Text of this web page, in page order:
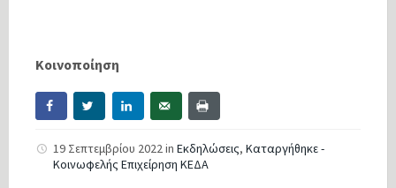
Κοινοποίηση
19 Σεπτεμβρίου 2022in Εκδηλώσεις, Καταργήθηκε -
Κοινωφελής Επιχείρηση ΚΕΔΑ